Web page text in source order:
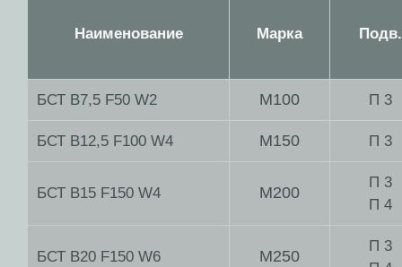
Наименование Марка Подв.
БСТ В7,5 F50 W2 М100 П 3
БСТ В12,5 F100 W4 М150 П 3
БСТ В15 F150 W4 М200
П 3
П 4
БСТ В20 F150 W6 М250
П 3